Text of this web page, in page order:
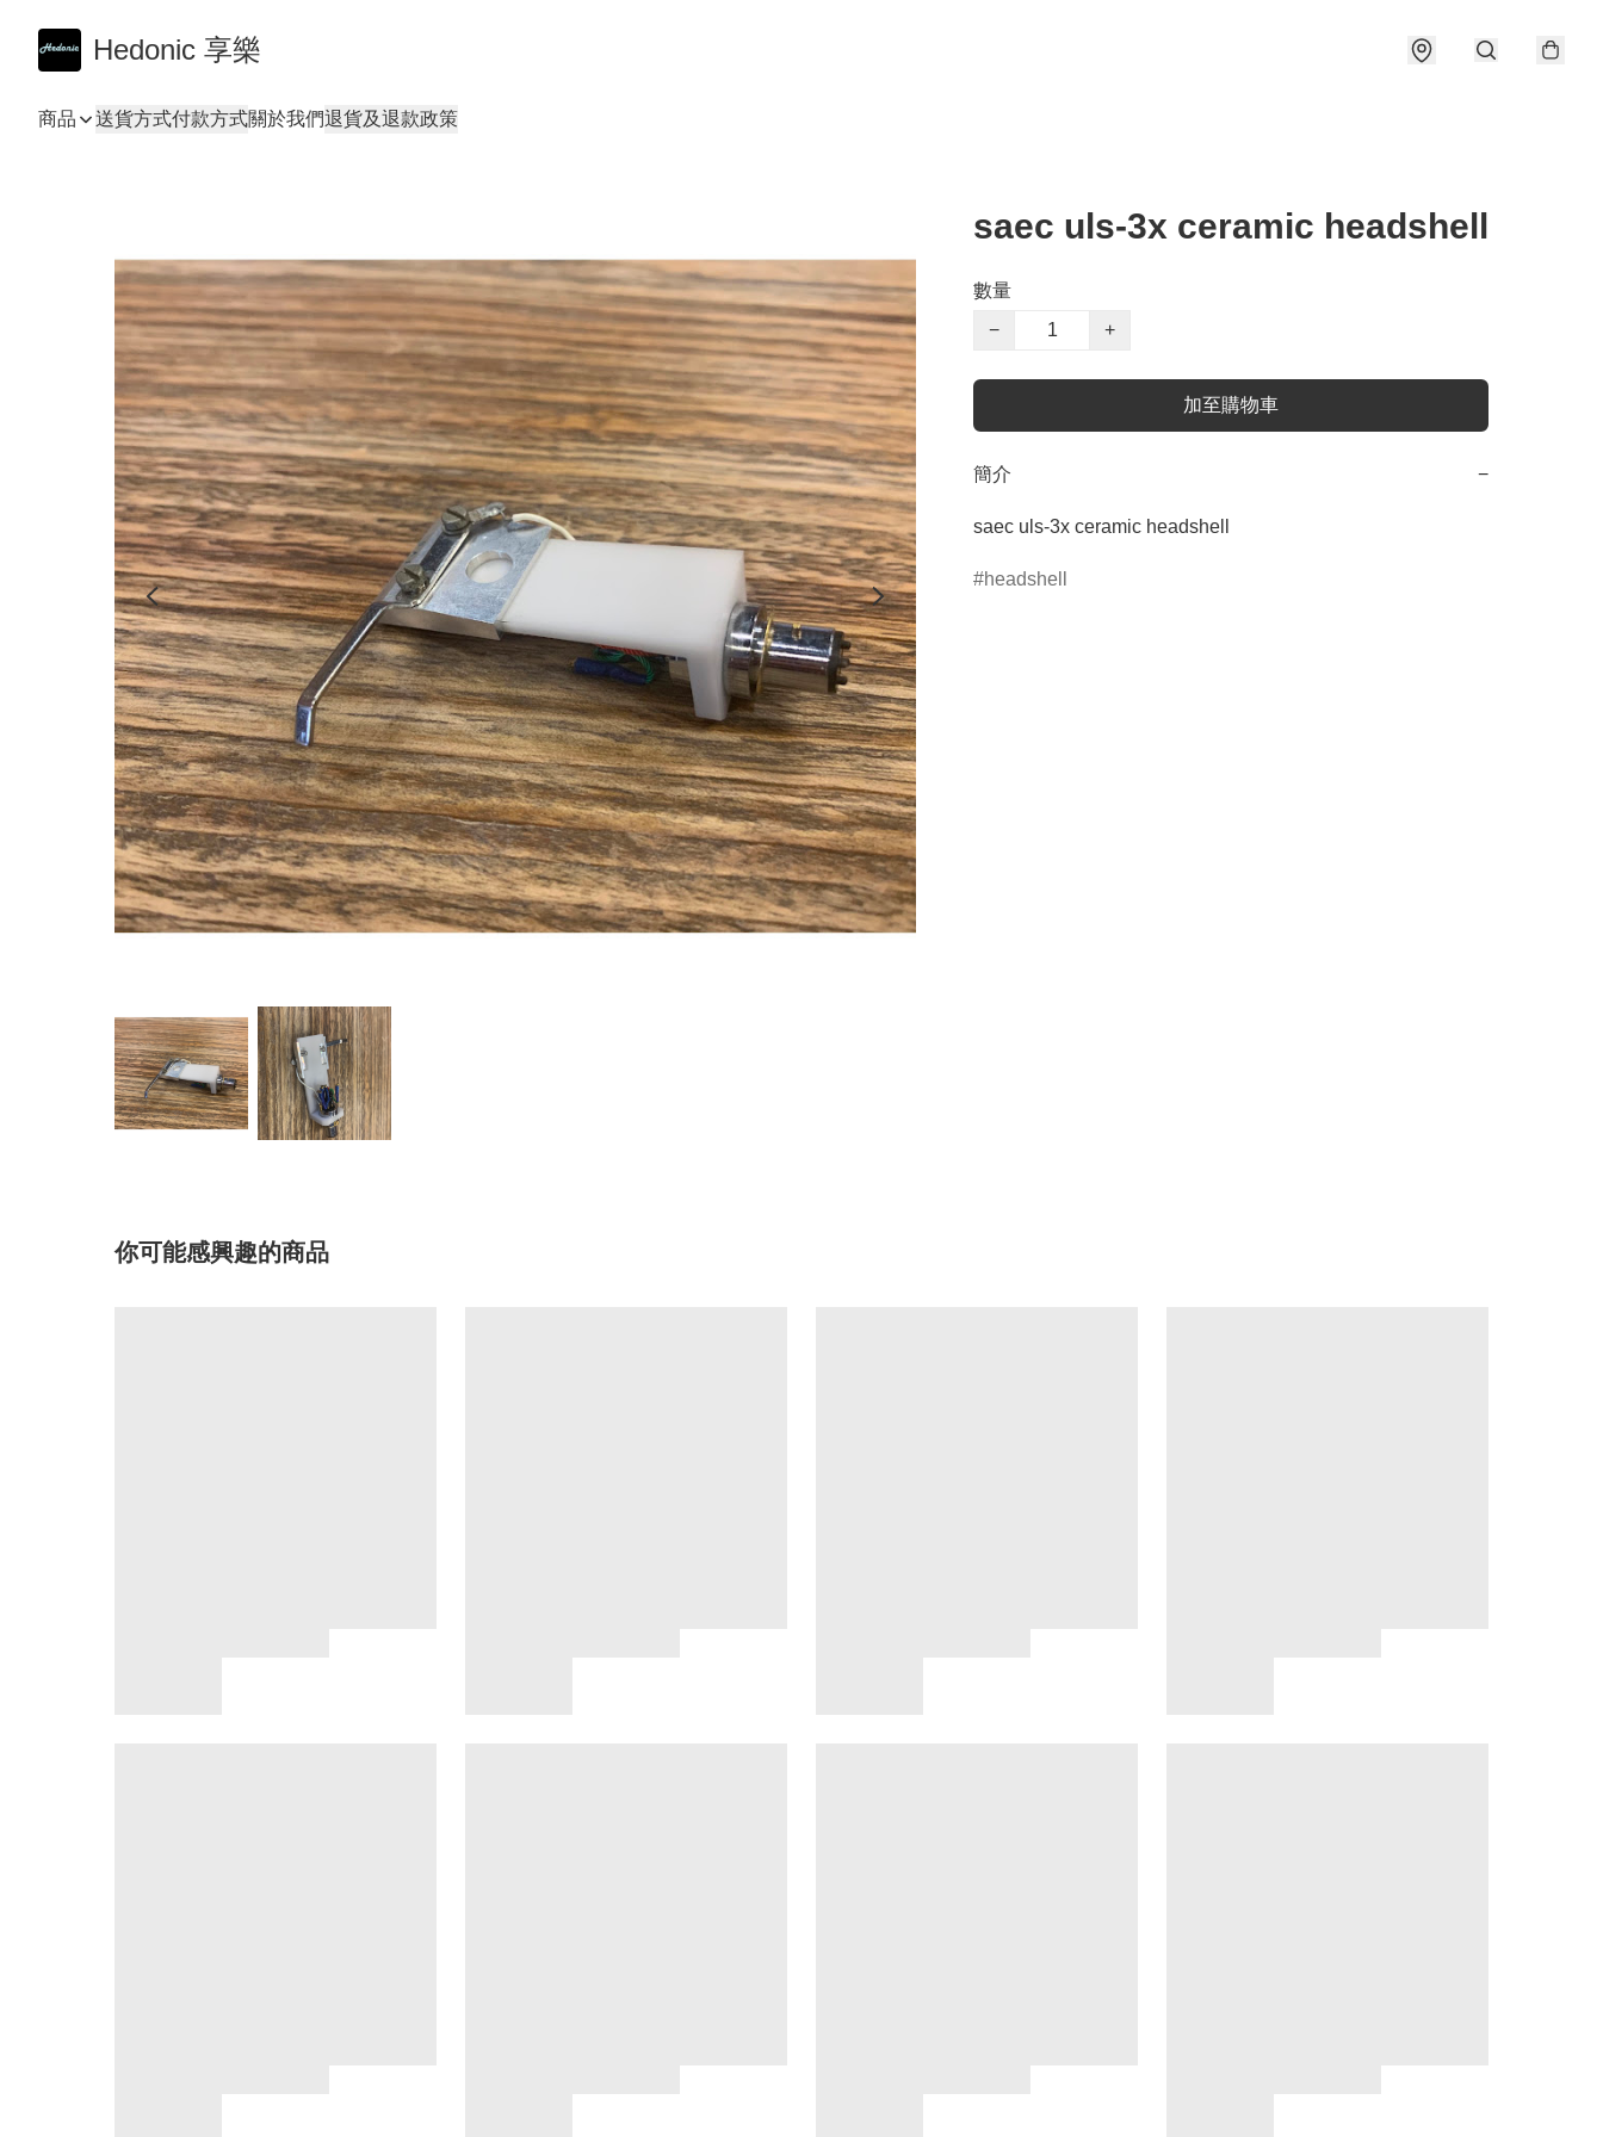
Hedonic 享樂
商品 送貨方式付款方式關於我們退貨及退款政策
saec uls-3x ceramic headshell
數量
−
+
加至購物車
簡介 −
saec uls-3x ceramic headshell
headshell
你可能感興趣的商品